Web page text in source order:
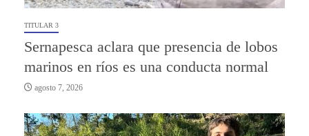
TITULAR 3
Sernapesca aclara que presencia de lobos
marinos en ríos es una conducta normal
agosto 7, 2026